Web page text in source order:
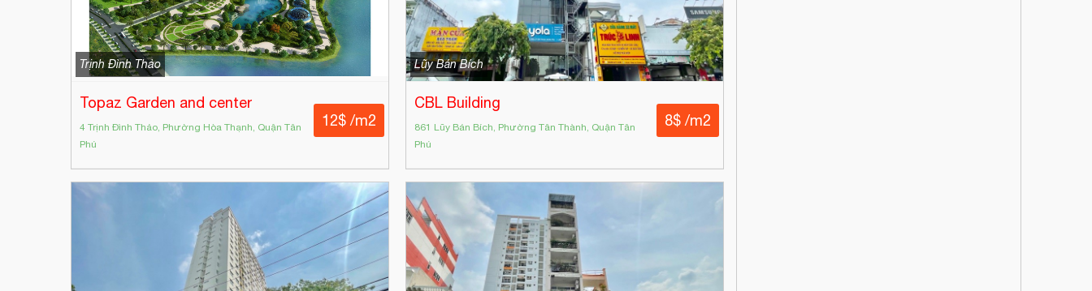
Trịnh Đình Thảo
Topaz Garden and center
4 Trịnh Đình Thảo, Phường Hòa Thạnh, Quận Tân
Phú
12$ /m2
Lũy Bán Bích
CBL Building
861 Lũy Bán Bích, Phường Tân Thành, Quận Tân
Phú
8$ /m2